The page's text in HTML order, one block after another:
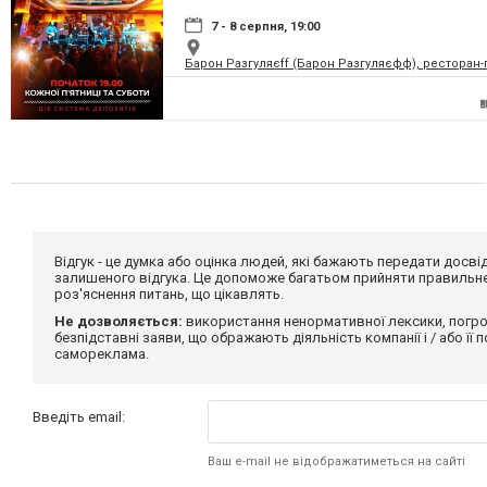
7 - 8 серпня, 19:00
Барон Разгуляєff (Барон Разгуляєфф),
Відгук - це думка або оцінка людей, які бажають передати
залишеного відгука. Це допоможе багатьом прийняти
роз'яснення питань, що цікавлять.
Не дозволяється: використання ненормативної лексики,
безпідставні заяви, що ображають діяльність компанії і / або
самореклама.
Введіть email:
Ваш e-mail не відображатиметься на сайті